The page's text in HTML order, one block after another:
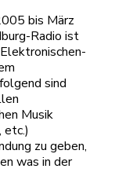
bis März
Radio ist
sind
Musik
etc.)
zu geben,
was in der